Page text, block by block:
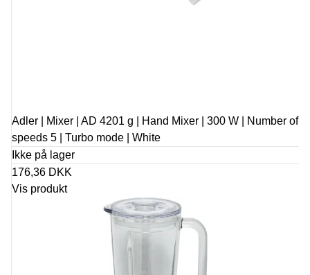
Adler | Mixer | AD 4201 g | Hand Mixer | 300 W | Number of
speeds 5 | Turbo mode | White
Ikke på lager
176,36 DKK
Vis produkt